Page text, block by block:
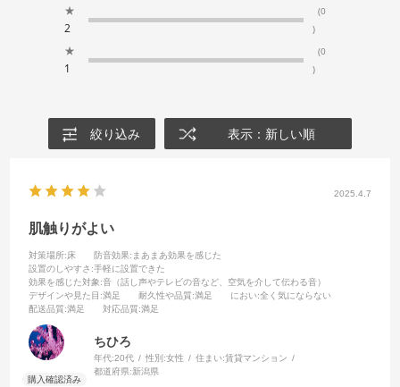
★
2
(0
)
★
1
(0
)
絞り込み 表示：新しい順
2025.4.7
肌触りがよい
対策場所:床 防音効果:まあまあ効果を感じた
設置のしやすさ :手軽に設置できた
効果を感じた対象:音（話し声やテレビの音など、空気を介して伝わる音）
デザインや見た目 :満足 耐久性や品質:満足 におい:全く気にならない
配送品質:満足 対応品質:満足
ちひろ
年代:20代 性別:女性 住まい:賃貸マンション
都道府県:新潟県